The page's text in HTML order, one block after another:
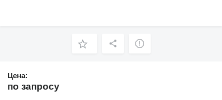
Цена:
по запросу